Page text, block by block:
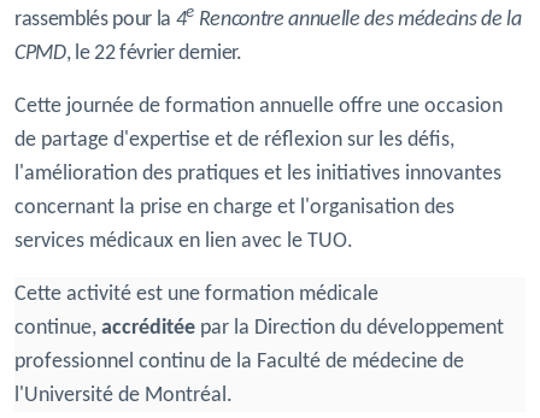
rassemblés pour la 4e Rencontre annuelle des médecins de la
CPMD, le 22 février dernier.
Cette journée de formation annuelle offre une occasion
de partage d'expertise et de réflexion sur les défis,
l'amélioration des pratiques et les initiatives innovantes
concernant la prise en charge et l'organisation des
services médicaux en lien avec le TUO.
Cette activité est une formation médicale
continue, accréditée par la Direction du développement
professionnel continu de la Faculté de médecine de
l'Université de Montréal.